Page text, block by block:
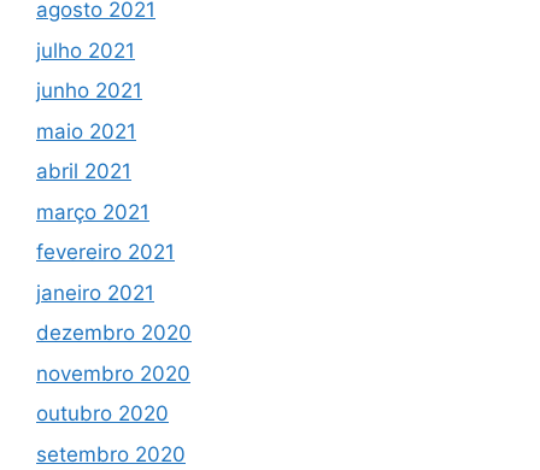
agosto 2021
julho 2021
junho 2021
maio 2021
abril 2021
março 2021
fevereiro 2021
janeiro 2021
dezembro 2020
novembro 2020
outubro 2020
setembro 2020